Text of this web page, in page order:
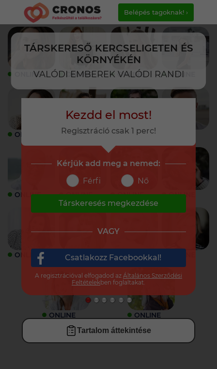
TÁRSKERESŐ KERCSELIGETEN ÉS
KÖRNYÉKÉN
VALÓDI EMBEREK VALÓDI RANDI
Belépés tagoknak! ›
ONLINE ONLINE ONLINE ONLINE
ONLINE ONLINE ONLINE
ONLINE ONLINE ONLINE ONLINE
ONLINE ONLINE ONLINE
ONLINE ONLINE
Tartalom áttekintése
Kezdd el most!
Regisztráció csak 1 perc!
Kérjük add meg a nemed:
Férfi
Nő
Társkeresés megkezdése
VAGY
Csatlakozz Facebookkal!
A regisztrációval elfogadod az Általános Szerződési
Feltételekben foglaltakat.